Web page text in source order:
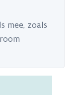
mee, zoals